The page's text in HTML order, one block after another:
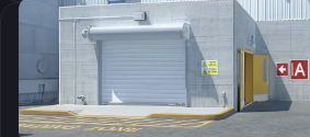
Настройки мыши
DPI:
Чувствительность мыши в игре: